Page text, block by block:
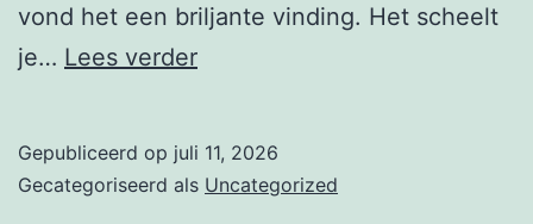
vond het een briljante vinding. Het scheelt
je… Lees verderHet
“Nederlandse
Gepubliceerd op juli 11, 2026
Gecategoriseerd als Uncategorized